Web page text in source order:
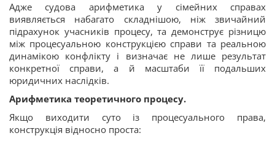
Адже судова арифметика у сімейних справах
виявляється набагато складнішою, ніж звичайний
підрахунок учасників процесу, та демонструє різницю
між процесуальною конструкцією справи та реальною
динамікою конфлікту і визначає не лише результат
конкретної справи, а й масштаби її подальших
юридичних наслідків.
Арифметика теоретичного процесу.
Якщо виходити суто із процесуального права,
конструкція відносно проста: